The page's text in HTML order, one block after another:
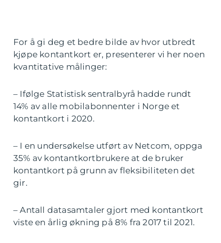
For å gi deg et bedre bilde av hvor utbredt
kjøpe kontantkort er, presenterer vi her noen
kvantitative målinger:
– Ifølge Statistisk sentralbyrå hadde rundt
14% av alle mobilabonnenter i Norge et
kontantkort i 2020.
– I en undersøkelse utført av Netcom, oppga
35% av kontantkortbrukere at de bruker
kontantkort på grunn av fleksibiliteten det
gir.
– Antall datasamtaler gjort med kontantkort
viste en årlig økning på 8% fra 2017 til 2021.